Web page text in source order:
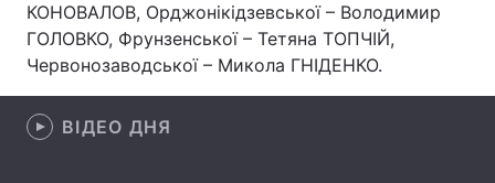
Головна Війна
Україна Політика
Економіка
КОНОВАЛОВ, Орджонікідзевської – Володимир
ГОЛОВКО, Фрунзенської – Тетяна ТОПЧІЙ,
Червонозаводської – Микола ГНІДЕНКО.
ВІДЕО ДНЯ